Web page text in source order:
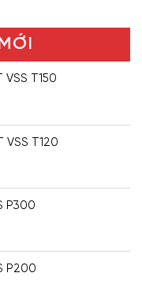
T150
VSS T120
P300
P200